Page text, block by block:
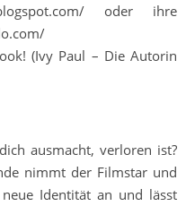
oder ihre
(Ivy Paul – Die Autorin
ausmacht, verloren ist?
nimmt der Filmstar und
Identität an und lässt